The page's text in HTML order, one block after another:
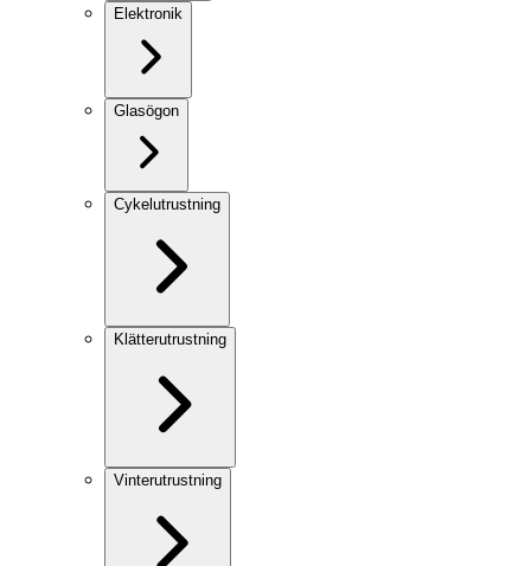
Elektronik
Glasögon
Cykelutrustning
Klätterutrustning
Vinterutrustning